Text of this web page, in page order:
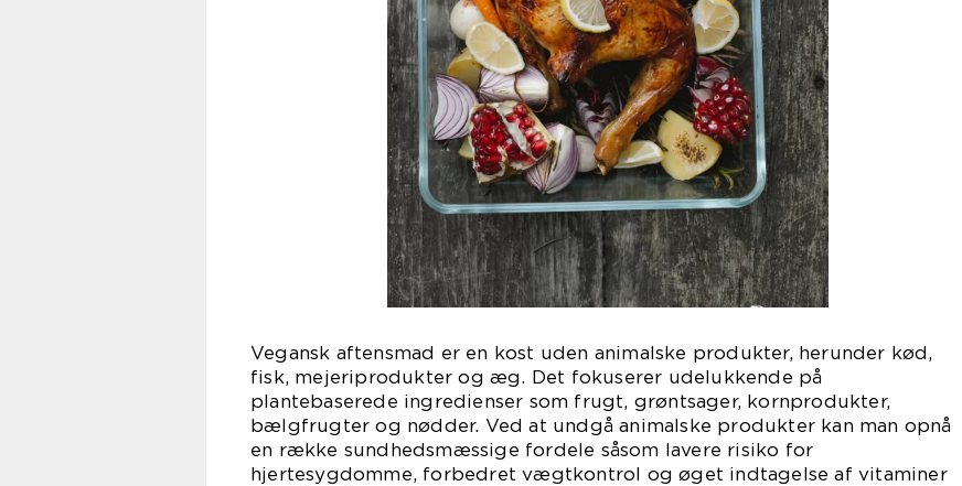
Vegansk aftensmad er en kost uden animalske produkter, herunder kød,
fisk, mejeriprodukter og æg. Det fokuserer udelukkende på
plantebaserede ingredienser som frugt, grøntsager, kornprodukter,
bælgfrugter og nødder. Ved at undgå animalske produkter kan man opnå
en række sundhedsmæssige fordele såsom lavere risiko for
hjertesygdomme, forbedret vægtkontrol og øget indtagelse af vitaminer